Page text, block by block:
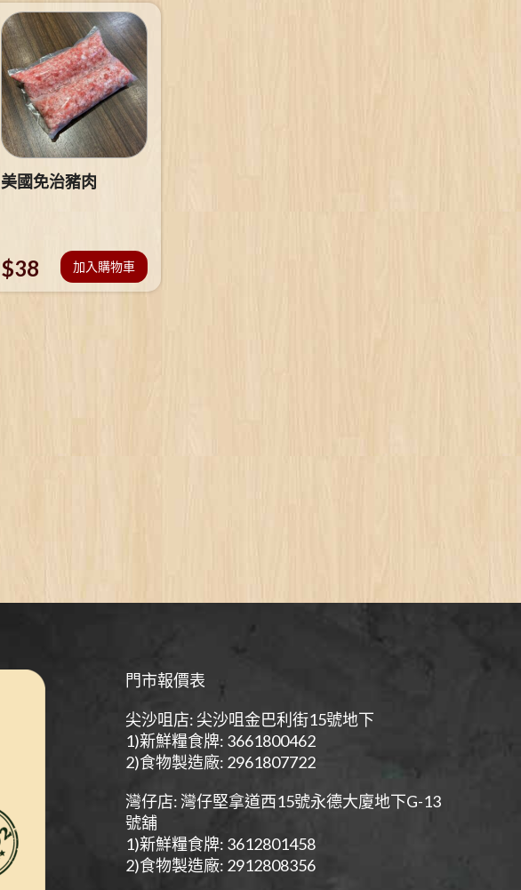
美國免治豬肉
$38 加入購物車
門市報價表
尖沙咀店: 尖沙咀金巴利街15號地下
1)新鮮糧食牌: 3661800462
2)食物製造廠: 2961807722
灣仔店: 灣仔堅拿道西15號永德大廈地下G-13
號舖
1)新鮮糧食牌: 3612801458
2)食物製造廠: 2912808356